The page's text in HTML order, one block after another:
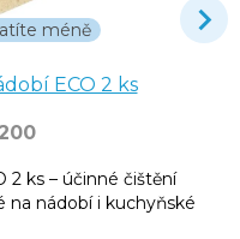
méně
ECO 2 ks
2 ks – účinné čištění
na nádobí i kuchyňské